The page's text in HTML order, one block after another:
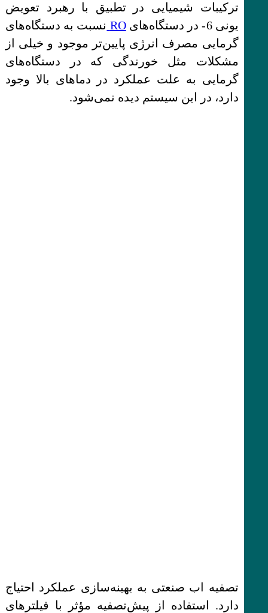
ترکیبات شیمیایی در تطبیق با رهبرد تعویض
یونی 6- در دستگاه‌های
RO نسبت به دستگاه‌های
گرمایی مصرف انرژی پایین‌تر موجود و خیلی از
مشکلات مثل خورندگی که در دستگاه‌های
گرمایی به علت عملکرد در دماهای بالا وجود
دارد، در این سیستم دیده نمی‌شود.
تصفیه اب صنعتی به بهینه‌سازی عملکرد احتیاج
دارد. استفاده از پیش‌تصفیه مؤثر با فیلترهای